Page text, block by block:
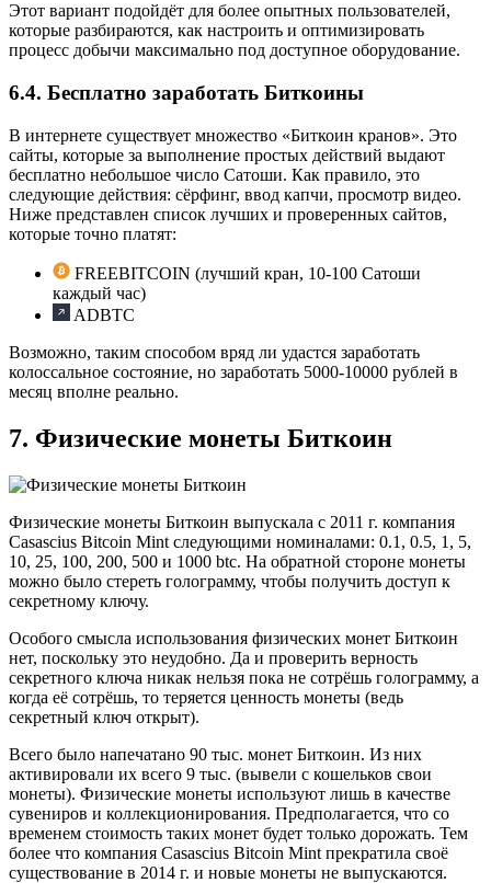
Этот вариант подойдёт для более опытных пользователей,
которые разбираются, как настроить и оптимизировать
процесс добычи максимально под доступное оборудование.
6.4. Бесплатно заработать Биткоины
В интернете существует множество «Биткоин кранов». Это
сайты, которые за выполнение простых действий выдают
бесплатно небольшое число Сатоши. Как правило, это
следующие действия: сёрфинг, ввод капчи, просмотр видео.
Ниже представлен список лучших и проверенных сайтов,
которые точно платят:
FREEBITCOIN (лучший кран, 10-100 Сатоши
каждый час)
ADBTC
Возможно, таким способом вряд ли удастся заработать
колоссальное состояние, но заработать 5000-10000 рублей в
месяц вполне реально.
7. Физические монеты Биткоин
Физические монеты Биткоин выпускала с 2011 г. компания
Casascius Bitcoin Mint следующими номиналами: 0.1, 0.5, 1, 5,
10, 25, 100, 200, 500 и 1000 btc. На обратной стороне монеты
можно было стереть голограмму, чтобы получить доступ к
секретному ключу.
Особого смысла использования физических монет Биткоин
нет, поскольку это неудобно. Да и проверить верность
секретного ключа никак нельзя пока не сотрёшь голограмму, а
когда её сотрёшь, то теряется ценность монеты (ведь
секретный ключ открыт).
Всего было напечатано 90 тыс. монет Биткоин. Из них
активировали их всего 9 тыс. (вывели с кошельков свои
монеты). Физические монеты используют лишь в качестве
сувениров и коллекционирования. Предполагается, что со
временем стоимость таких монет будет только дорожать. Тем
более что компания Casascius Bitcoin Mint прекратила своё
существование в 2014 г. и новые монеты не выпускаются.